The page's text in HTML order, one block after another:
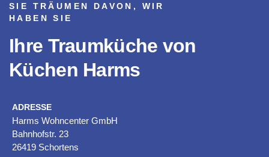
SIE TRÄUMEN DAVON, WIR
HABEN SIE
Ihre Traumküche von
Küchen Harms
ADRESSE
Harms Wohncenter GmbH
Bahnhofstr. 23
26419 Schortens